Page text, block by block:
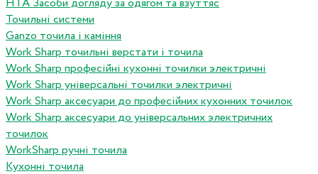
HTA Засоби догляду за одягом та взуттяс
Точильні системи
Ganzo точила і каміння
Work Sharp точильні верстати і точила
Work Sharp професiйнi кухоннi точилки электричнi
Work Sharp унiверсальнi точилки электричнi
Work Sharp аксесуари до професiйних кухонних точилок
Work Sharp аксесуари до унiверсальних электричних
точилок
WorkSharp ручні точила
Кухонні точила